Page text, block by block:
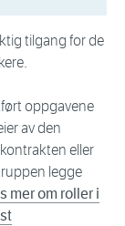
tilgang for de
oppgavene
av den
eller
legge
mer om roller i